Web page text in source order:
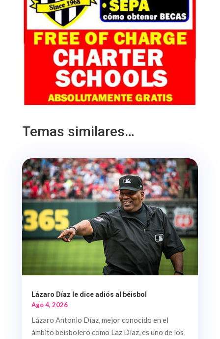
Temas similares…
Lázaro Díaz le dice adiós al béisbol
Ago 4, 2026
Lázaro Antonio Díaz, mejor conocido en el
ámbito beisbolero como Laz Díaz, es uno de los